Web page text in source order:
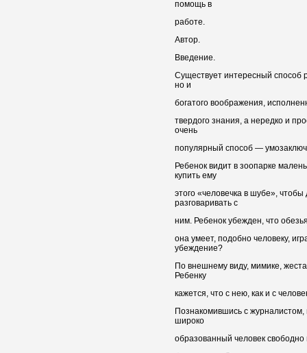
помощь в
работе.
Автор.
Введение.
Существует интересный способ
но и
богатого воображения,
твердого знания, а нередко и
очень
популярный способ —
Ребенок видит в зоопарке
купить ему
этого «человечка в шубе»,
разговаривать с
ним. Ребенок убежден, что
она умеет, подобно человеку,
убеждение?
По внешнему виду, мимике,
Ребенку
кажется, что с нею, как и с
Познакомившись с
широко
образованный человек свободно